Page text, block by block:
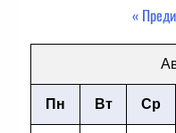
«
Пн Вт Ср